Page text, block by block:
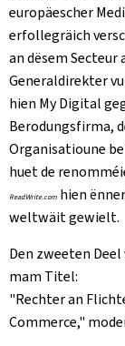
europäescher
erfollegräich
an dësem Secteur
Generaldirekter
hien My Digital
Berodungsfirma,
Organisatioune
huet de
ReadWrite.com hien
weltwäit gewielt.
Den zweeten
mam Titel:
"Rechter an
Commerce,"